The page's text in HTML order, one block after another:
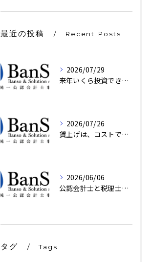
最近の投稿 Recent Posts
2026/07/29
来年いくら投資できるかは、もう決まっている｜京都・BanSol
2026/07/26
賃上げは、コストではなく設計の話
2026/06/06
公認会計士と税理士の違い、結局誰に頼む?｜京都・BanSol
タグ Tags